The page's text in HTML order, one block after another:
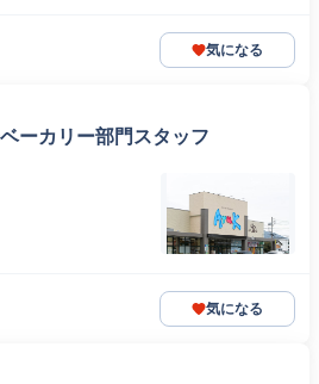
気になる
ーカリー部門スタッフ
気になる